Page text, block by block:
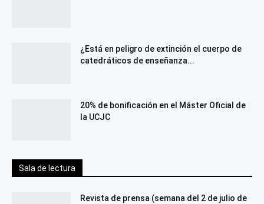
¿Está en peligro de extinción el cuerpo de
catedráticos de enseñanza...
20% de bonificación en el Máster Oficial de
la UCJC
Sala de lectura
Revista de prensa (semana del 2 de julio de